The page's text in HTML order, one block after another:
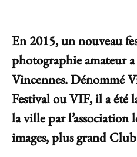
En 2015, un nouveau
photographie amateur
Vincennes. Dénommé
Festival ou VIF, il a été
la ville par l’association
images, plus grand